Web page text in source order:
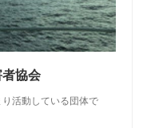
協会
活動している団体で